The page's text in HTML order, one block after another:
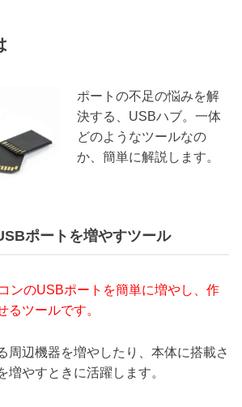
ポートの不足の悩みを解
決する、USBハブ。一体
どのようなツールなの
か、簡単に解説します。
ポートを増やすツール
ンのUSBポートを簡単に増やし、作
るツールです。
周辺機器を増やしたり、本体に搭載さ
増やすときに活躍します。